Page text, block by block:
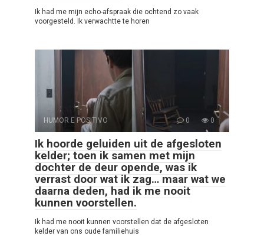
Ik had me mijn echo-afspraak die ochtend zo vaak
voorgesteld. Ik verwachtte te horen
HUMOR E POSITIVO 0 0
Ik hoorde geluiden uit de afgesloten
kelder; toen ik samen met mijn
dochter de deur opende, was ik
verrast door wat ik zag… maar wat we
daarna deden, had ik me nooit
kunnen voorstellen.
Ik had me nooit kunnen voorstellen dat de afgesloten
kelder van ons oude familiehuis